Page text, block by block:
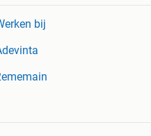
bij